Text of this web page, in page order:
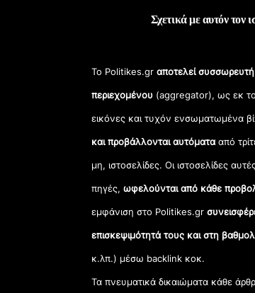
Σχετικά με αυτόν τον
Το Politikes.grαποτελεί συσσωρευτή
περιεχομένου (aggregator), ως εκ
εικόνες και τυχόν ενσωματωμένα
και προβάλλονται αυτόματααπό
μη, ιστοσελίδες. Οι ιστοσελίδες
πηγές,ωφελούνται από κάθε
εμφάνιση στο Politikes.gr
επισκεψιμότητά τους και στη
κ.λπ.) μέσω backlink κοκ.
Τα πνευματικά δικαιώματα κάθε